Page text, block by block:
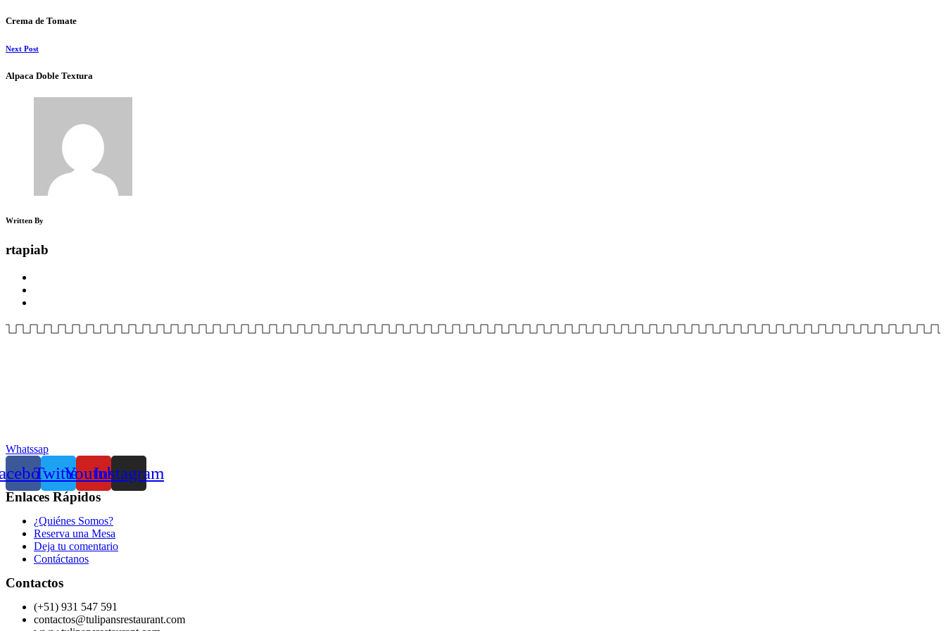
Crema de Tomate
Next Post
Alpaca Doble Textura
Written By
rtapiab
Whatssap
TwitterYoutubeInstagram
Enlaces Rápidos
¿Quiénes Somos?
Reserva una Mesa
Deja tu comentario
Contáctanos
Contactos
(+51) 931 547 591
contactos@tulipansrestaurant.com